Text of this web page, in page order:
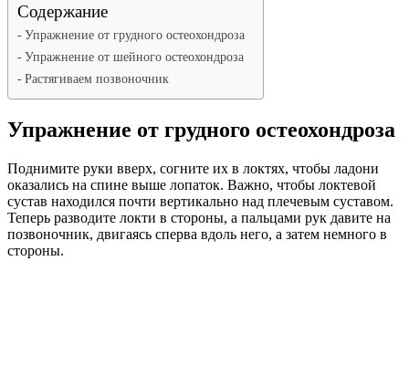
Содержание
Упражнение от грудного остеохондроза
Упражнение от шейного остеохондроза
Растягиваем позвоночник
Упражнение от грудного остеохондроза
Поднимите руки вверх, согните их в локтях, чтобы ладони
оказались на спине выше лопаток. Важно, чтобы локтевой
сустав находился почти вертикально над плечевым суставом.
Теперь разводите локти в стороны, а пальцами рук давите на
позвоночник, двигаясь сперва вдоль него, а затем немного в
стороны.